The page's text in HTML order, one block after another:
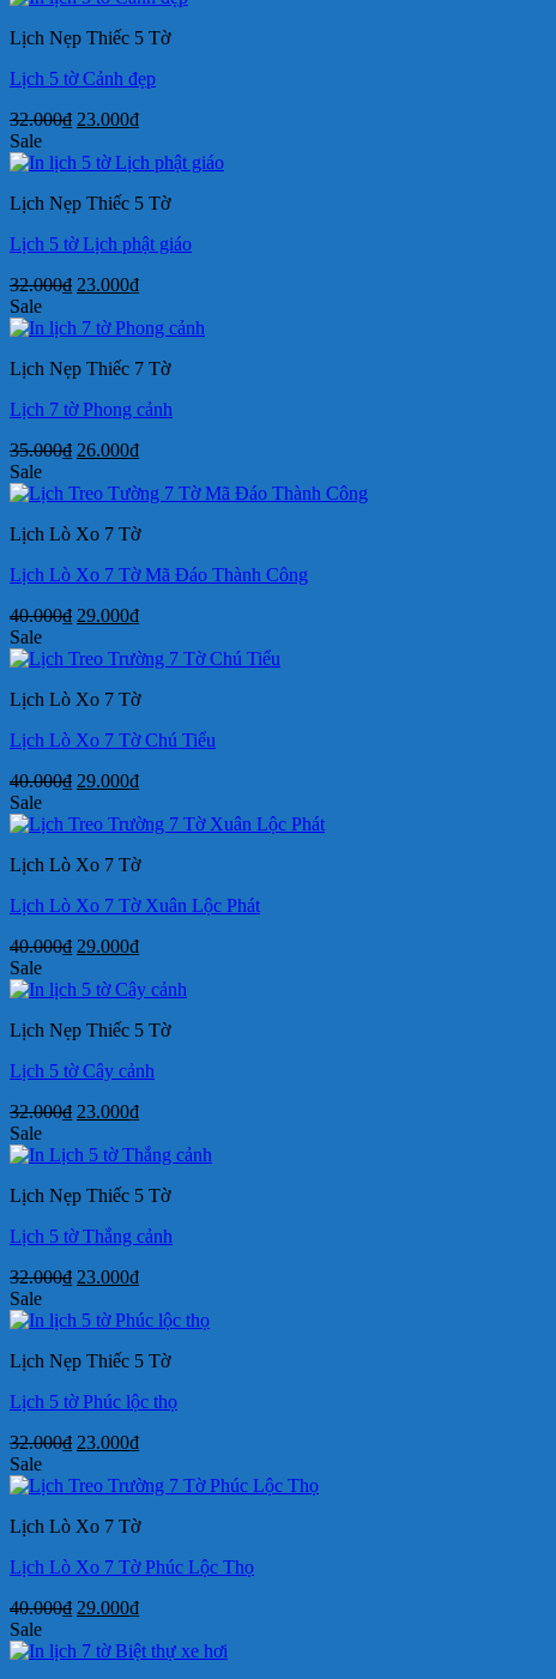
Lịch Nẹp Thiếc 5 Tờ
Lịch 5 tờ Cảnh đẹp
32.000₫ Giá
là:
23.000₫Giá
tại
23.000₫.
Sale
Lịch Nẹp Thiếc 5 Tờ
Lịch 5 tờ Lịch phật giáo
32.000₫ Giá
là:
23.000₫Giá
tại
23.000₫.
Sale
Lịch Nẹp Thiếc 7 Tờ
Lịch 7 tờ Phong cảnh
35.000₫ Giá
là:
26.000₫Giá
tại
26.000₫.
Sale
Lịch Lò Xo 7 Tờ
Lịch Lò Xo 7 Tờ Mã Đáo Thành Công
40.000₫ Giá
là:
29.000₫Giá
tại
29.000₫.
Sale
Lịch Lò Xo 7 Tờ
Lịch Lò Xo 7 Tờ Chú Tiểu
40.000₫ Giá
là:
29.000₫Giá
tại
29.000₫.
Sale
Lịch Lò Xo 7 Tờ
Lịch Lò Xo 7 Tờ Xuân Lộc Phát
40.000₫ Giá
là:
29.000₫Giá
tại
29.000₫.
Sale
Lịch Nẹp Thiếc 5 Tờ
Lịch 5 tờ Cây cảnh
32.000₫ Giá
là:
23.000₫Giá
tại
23.000₫.
Sale
Lịch Nẹp Thiếc 5 Tờ
Lịch 5 tờ Thắng cảnh
32.000₫ Giá
là:
23.000₫Giá
tại
23.000₫.
Sale
Lịch Nẹp Thiếc 5 Tờ
Lịch 5 tờ Phúc lộc thọ
32.000₫ Giá
là:
23.000₫Giá
tại
23.000₫.
Sale
Lịch Lò Xo 7 Tờ
Lịch Lò Xo 7 Tờ Phúc Lộc Thọ
40.000₫ Giá
là:
29.000₫Giá
tại
Sale